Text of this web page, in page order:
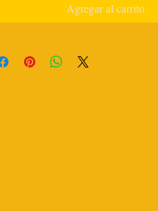
Agregar al carrito